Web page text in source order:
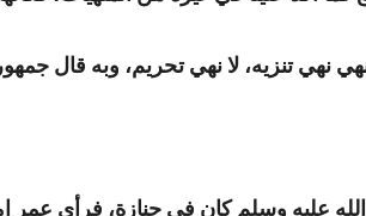
عليه وسلم كان في جنازة، فرأى عمر